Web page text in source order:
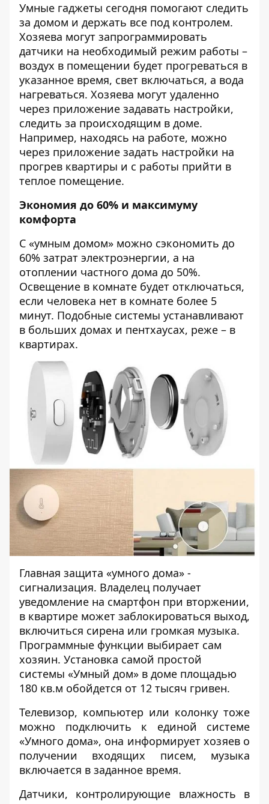
Умные гаджеты сегодня помогают следить
за домом и держать все под контролем.
Хозяева могут запрограммировать
датчики на необходимый режим работы –
воздух в помещении будет прогреваться в
указанное время, свет включаться, а вода
нагреваться. Хозяева могут удаленно
через приложение задавать настройки,
следить за происходящим в доме.
Например, находясь на работе, можно
через приложение задать настройки на
прогрев квартиры и с работы прийти в
теплое помещение.
Экономия до 60% и максимуму
комфорта
С «умным домом» можно сэкономить до
60% затрат электроэнергии, а на
отоплении частного дома до 50%.
Освещение в комнате будет отключаться,
если человека нет в комнате более 5
минут. Подобные системы устанавливают
в больших домах и пентхаусах, реже – в
квартирах.
Главная защита «умного дома» -
сигнализация. Владелец получает
уведомление на смартфон при вторжении,
в квартире может заблокироваться выход,
включиться сирена или громкая музыка.
Программные функции выбирает сам
хозяин. Установка самой простой
системы «Умный дом» в доме площадью
180 кв.м обойдется от 12 тысяч гривен.
Телевизор, компьютер или колонку тоже
можно подключить к единой системе
«Умного дома», она информирует хозяев о
получении входящих писем, музыка
включается в заданное время.
Датчики, контролирующие влажность в